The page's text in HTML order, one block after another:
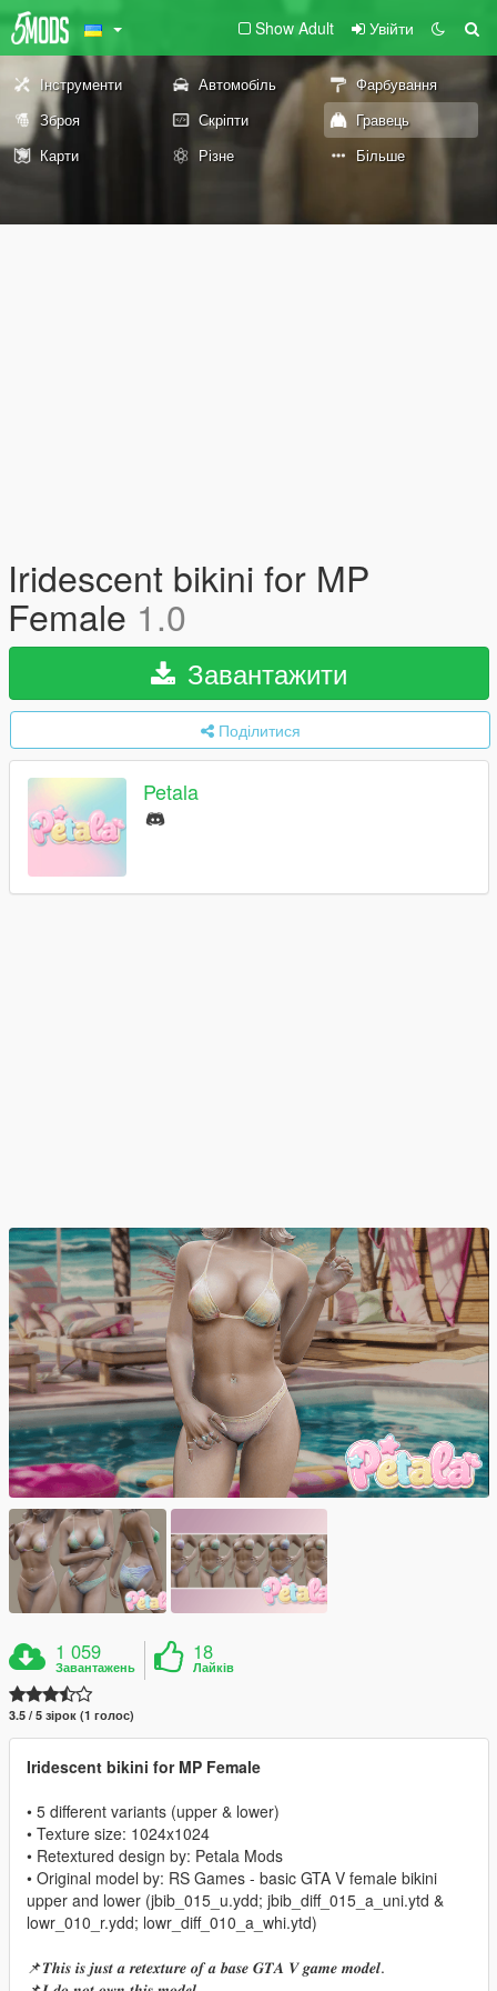
Show Adult Увійти
Інструменти Автомобіль
Фарбування
Зброя
Скріпти
Гравець
Карти
Різне Більше
Iridescent bikini for MP
Female 1.0
Завантажити
Поділитися
Petala
1 059
Завантажень
18
Лайків
3.5 / 5 зірок (1 голос)
Iridescent bikini for MP Female
• 5 different variants (upper & lower)
• Texture size: 1024x1024
• Retextured design by: Petala Mods
• Original model by: RS Games - basic GTA V female bikini
upper and lower (jbib_015_u.ydd; jbib_diff_015_a_uni.ytd &
lowr_010_r.ydd; lowr_diff_010_a_whi.ytd)
📌𝑻𝒉𝒊𝒔 𝒊𝒔 𝒋𝒖𝒔𝒕 𝒂 𝒓𝒆𝒕𝒆𝒙𝒕𝒖𝒓𝒆 𝒐𝒇 𝒂 𝒃𝒂𝒔𝒆 𝑮𝑻𝑨 𝑽 𝒈𝒂𝒎𝒆 𝒎𝒐𝒅𝒆𝒍.